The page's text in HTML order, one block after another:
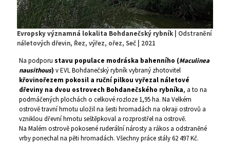
Evropsky významná lokalita Bohdanečský rybník | Odstranění
náletových dřevin, Řez, výřez, ořez, Seč | 2021
Na podporu stavu populace modráska bahenního (Maculinea
nausithous) v EVL Bohdanečský rybník vybraný zhotovitel
křovinořezem pokosil a ruční pilkou vyřezal náletové
dřeviny na dvou ostrovech Bohdanečského rybníka, a to na
podmáčených plochách o celkové rozloze 1,95 ha. Na Velkém
ostrově travní hmotu uložil na šesti hromadách na okraji ostrovů a
vzniklou dřevní hmotu seštěpkoval a rozprostřel na ostrově.
Na Malém ostrově pokosené ruderální nárosty a rákos a odstraněné
vrby ponechal na pěti hromadách. Všechny práce stály 62 497 Kč.